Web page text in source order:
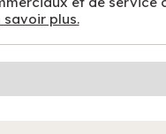
savoir plus.